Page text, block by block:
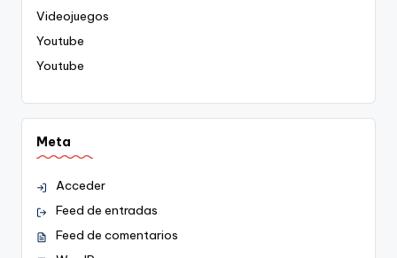
Videojuegos
Youtube
Youtube
Meta
Acceder
Feed de entradas
Feed de comentarios